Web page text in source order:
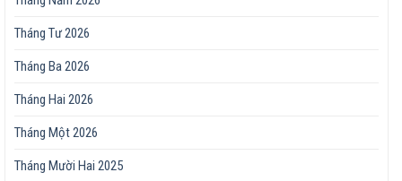
Tháng Tư 2026
Tháng Ba 2026
Tháng Hai 2026
Tháng Một 2026
Tháng Mười Hai 2025